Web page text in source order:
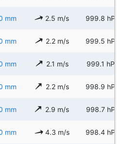
mm 2.5 m/s 999.8 hPa
mm 2.2 m/s 999.5 hPa
mm 2.1 m/s 999.1 hPa
mm 2.2 m/s 998.9 hPa
mm 2.9 m/s 998.7 hPa
mm 4.3 m/s 998.4 hPa